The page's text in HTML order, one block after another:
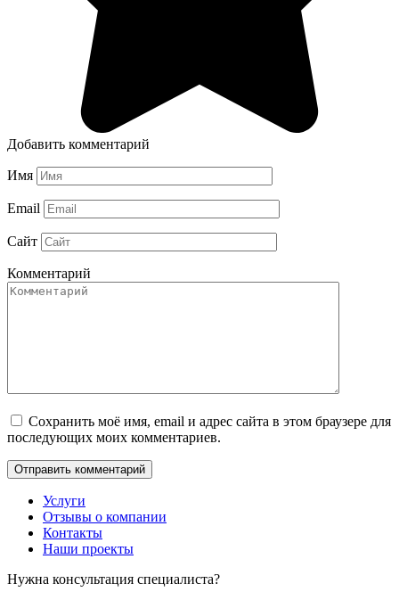
Добавить комментарий
Имя
Email
Сайт
Комментарий
Сохранить моё имя, email и адрес сайта в этом браузере для
последующих моих комментариев.
Услуги
Отзывы о компании
Контакты
Наши проекты
Нужна консультация специалиста?